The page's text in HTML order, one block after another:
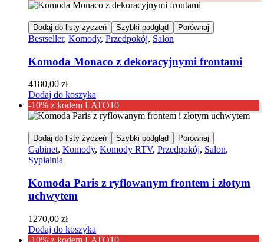
Dodaj do listy życzeń Szybki podgląd Porównaj
Bestseller, Komody, Przedpokój, Salon
Komoda Monaco z dekoracyjnymi frontami
4180,00 zł
Dodaj do koszyka
-10% z kodem LATO10
Dodaj do listy życzeń Szybki podgląd Porównaj
Gabinet, Komody, Komody RTV, Przedpokój, Salon,
Sypialnia
Komoda Paris z ryflowanym frontem i złotym
uchwytem
1270,00 zł
Dodaj do koszyka
-10% z kodem LATO10